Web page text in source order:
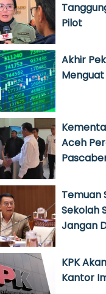
Pilot
Akhir
Menguat
Aceh
Temuan
Sekolah
Jangan
KPK
Kantor